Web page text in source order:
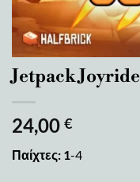
Jetpack Joyride
24,00 €
Παίχτες: 1-4